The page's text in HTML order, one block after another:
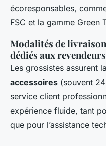
écoresponsables,
FSC et la gamme Green
Modalités de
dédiés aux revendeurs
Les grossistes assurent la
accessoires (souvent
service client
expérience fluide, tant
que pour l’assistance